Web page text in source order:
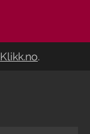
Klikk.no.